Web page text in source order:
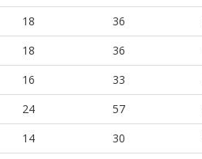
18 36
18 36
16 33
24 57
14 30